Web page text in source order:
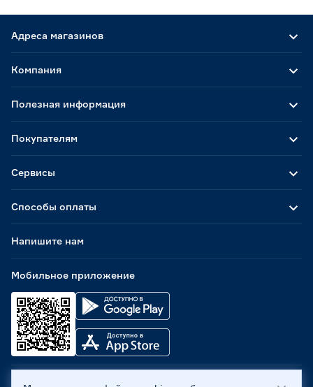
Адреса магазинов
Способы оплаты
Мобильное приложение
Компания
Полезная информация
Покупателям
Сервисы
Напишите нам